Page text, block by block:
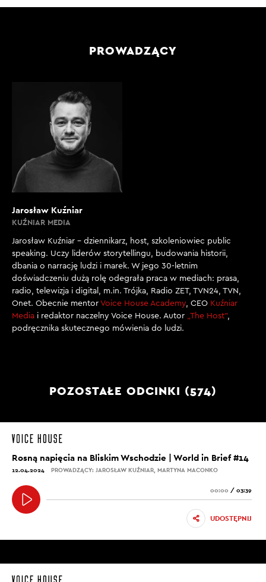
PROWADZĄCY
Jarosław Kuźniar
KUŹNIAR MEDIA
Jarosław Kuźniar – dziennikarz, host, szkoleniowiec public
speaking. Uczy liderów storytellingu, budowania historii,
dbania o narrację ludzi i marek. W jego 30-letnim
doświadczeniu dużą rolę odegrała praca w mediach: prasa,
radio, telewizja i digital, m.in. Trójka, Radio ZET, TVN24, TVN,
Onet. Obecnie mentor Voice House Academy , CEO Kuźniar
Media i redaktor naczelny Voice House. Autor „The Host”,
podręcznika skutecznego mówienia do ludzi.
POZOSTAŁE ODCINKI (574)
Rosną napięcia na Bliskim Wschodzie | World in Brief #14
12.04.2024 PROWADZĄCY: JAROSŁAW KUŹNIAR, MARTYNA MACONKO
00:00 / 03:39
UDOSTĘPNIJ